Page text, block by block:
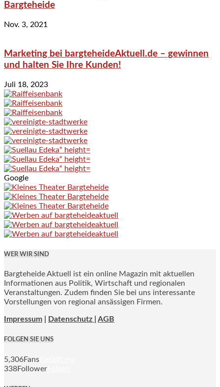
Bargteheide
Nov. 3, 2021
Marketing bei bargteheideAktuell.de – gewinnen
und halten Sie Ihre Kunden!
Juli 18, 2023
Google
WER WIR SIND
Bargteheide Aktuell ist ein online Magazin mit aktuellen
Informationen aus Politik, Wirtschaft und regionalen
Veranstaltungen. Zudem finden Sie bei uns interessante
Vorstellungen von regional ansässigen Firmen.
Impressum Datenschutz | AGB
FOLGEN SIE UNS
5,306Fans
338Follower